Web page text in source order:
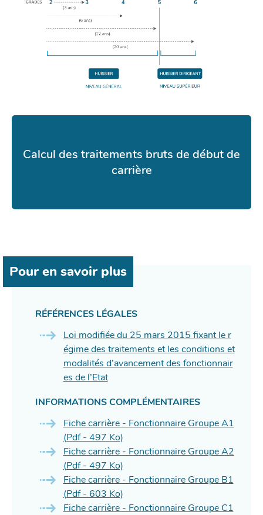
Calcul des traitements bruts de début de
carrière
Pour en savoir plus
RÉFÉRENCES LÉGALES
Loi modifiée du 25 mars 2015 fixant le r
égime des traitements et les conditions et
modalités d’avancement des fonctionnair
es de l’Etat
INFORMATIONS COMPLÉMENTAIRES
Fiche carrière - Fonctionnaire Groupe A1
(Pdf - 497 Ko)
Fiche carrière - Fonctionnaire Groupe A2
(Pdf - 497 Ko)
Fiche carrière - Fonctionnaire Groupe B1
(Pdf - 603 Ko)
Fiche carrière - Fonctionnaire Groupe C1